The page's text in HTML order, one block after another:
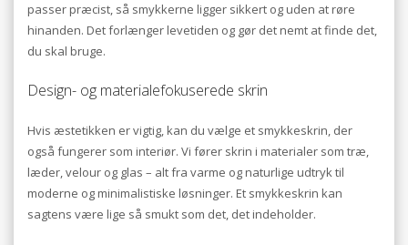
passer præcist, så smykkerne ligger sikkert og uden at røre
hinanden. Det forlænger levetiden og gør det nemt at finde det,
du skal bruge.
Design- og materialefokuserede skrin
Hvis æstetikken er vigtig, kan du vælge et smykkeskrin, der
også fungerer som interiør. Vi fører skrin i materialer som træ,
læder, velour og glas – alt fra varme og naturlige udtryk til
moderne og minimalistiske løsninger. Et smykkeskrin kan
sagtens være lige så smukt som det, det indeholder.